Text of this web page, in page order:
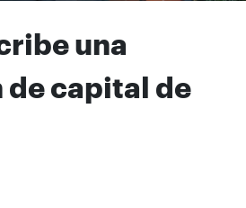
una
capital de